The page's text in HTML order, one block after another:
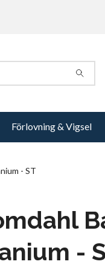
Förlovning & Vigsel
- ST
-